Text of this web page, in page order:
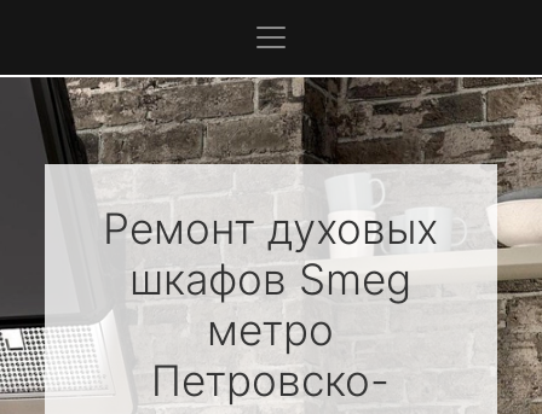
Ремонт духовых
шкафовSmeg
метро
Петровско-